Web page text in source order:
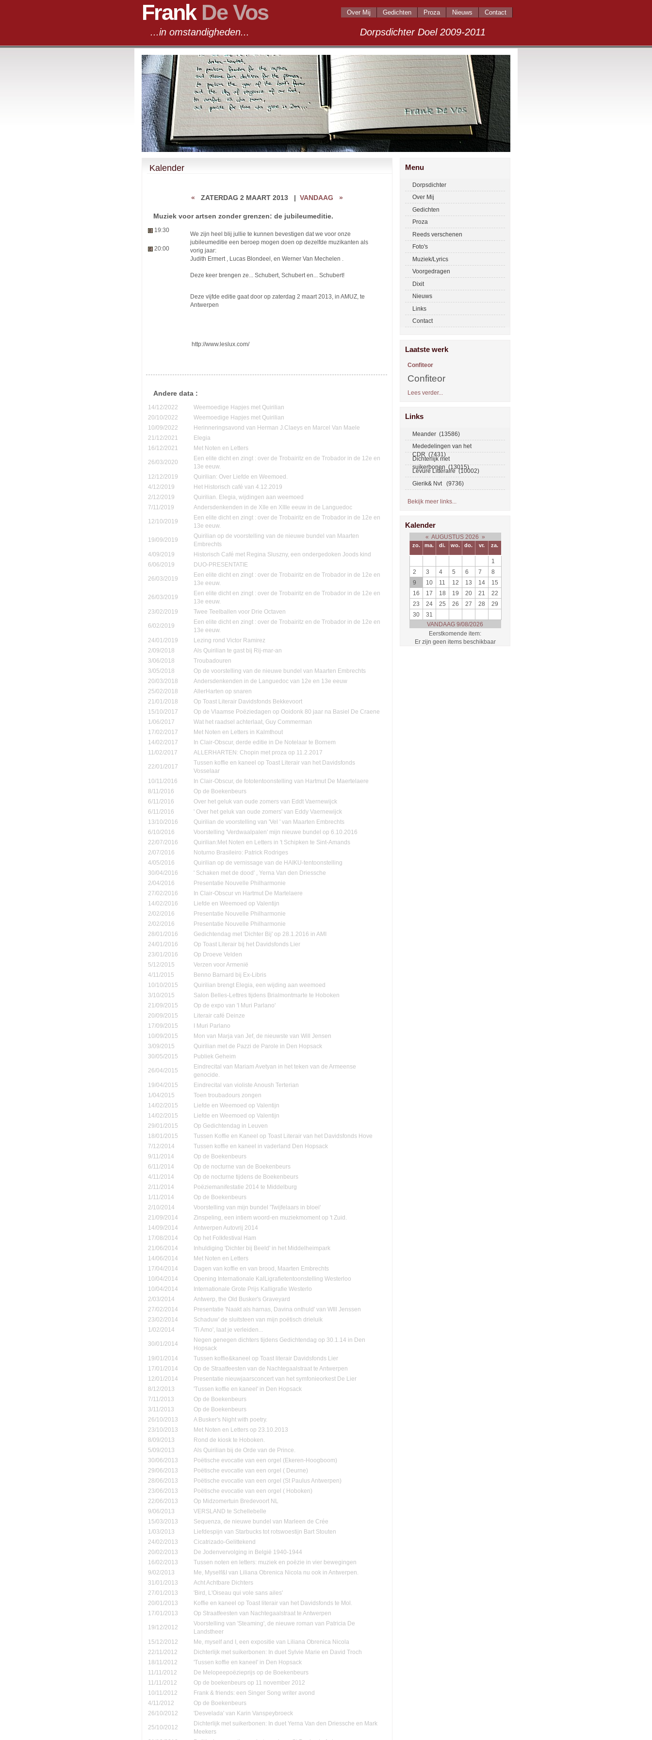
Frank De Vos
...in omstandigheden... Dorpsdichter Doel 2009-2011
Over Mij Gedichten Proza Nieuws Contact
Kalender
« ZATERDAG 2 MAART 2013 | VANDAAG »
Muziek voor artsen zonder grenzen: de jubileumeditie.
19:30
20:00
We zijn heel blij jullie te kunnen bevestigen dat we voor onze
jubileumeditie een beroep mogen doen op dezelfde muzikanten als
vorig jaar:
Judith Ermert , Lucas Blondeel, en Werner Van Mechelen .
Deze keer brengen ze... Schubert, Schubert en... Schubert!
Deze vijfde editie gaat door op zaterdag 2 maart 2013, in AMUZ, te
Antwerpen
http://www.leslux.com/
Andere data :
14/12/2022
Weemoedige Hapjes met Quirilian
20/10/2022
Weemoedige Hapjes met Quirilian
10/09/2022
Herinneringsavond van Herman J.Claeys en Marcel Van Maele
21/12/2021
Elegia
16/12/2021
Met Noten en Letters
26/03/2020
Een elite dicht en zingt : over de Trobairitz en de Trobador in de 12e en
13e eeuw.
12/12/2019
Quirilian: Over Liefde en Weemoed.
4/12/2019
Het Historisch café van 4.12.2019
2/12/2019
Quirilian. Elegia, wijdingen aan weemoed
7/11/2019
Andersdenkenden in de XIIe en XIIIe eeuw in de Languedoc
12/10/2019
Een elite dicht en zingt : over de Trobairitz en de Trobador in de 12e en
13e eeuw.
19/09/2019
Quirilian op de voorstelling van de nieuwe bundel van Maarten
Embrechts
4/09/2019
Historisch Café met Regina Sluszny, een ondergedoken Joods kind
6/06/2019
DUO-PRESENTATIE
26/03/2019
Een elite dicht en zingt : over de Trobairitz en de Trobador in de 12e en
13e eeuw.
26/03/2019
Een elite dicht en zingt : over de Trobairitz en de Trobador in de 12e en
13e eeuw.
23/02/2019
Twee Teelballen voor Drie Octaven
6/02/2019
Een elite dicht en zingt : over de Trobairitz en de Trobador in de 12e en
13e eeuw.
24/01/2019
Lezing rond Victor Ramirez
2/09/2018
Als Quirilian te gast bij Rij-mar-an
3/06/2018
Troubadouren
3/05/2018
Op de voorstelling van de nieuwe bundel van Maarten Embrechts
20/03/2018
Andersdenkenden in de Languedoc van 12e en 13e eeuw
25/02/2018
AllerHarten op snaren
21/01/2018
Op Toast Literair Davidsfonds Bekkevoort
15/10/2017
Op de Vlaamse Poëziedagen op Ooidonk 80 jaar na Basiel De Craene
1/06/2017
Wat het raadsel achterlaat, Guy Commerman
17/02/2017
Met Noten en Letters in Kalmthout
14/02/2017
In Clair-Obscur, derde editie in De Notelaar te Bornem
11/02/2017
ALLERHARTEN: Chopin met proza op 11.2.2017
22/01/2017
Tussen koffie en kaneel op Toast Literair van het Davidsfonds
Vosselaar
10/11/2016
In Clair-Obscur, de fototentoonstelling van Hartmut De Maertelaere
8/11/2016
Op de Boekenbeurs
6/11/2016
Over het geluk van oude zomers van Eddt Vaernewijck
6/11/2016
' Over het geluk van oude zomers' van Eddy Vaernewijck
13/10/2016
Quirilian de voorstelling van 'Vel ' van Maarten Embrechts
6/10/2016
Voorstelling 'Verdwaalpalen' mijn nieuwe bundel op 6.10.2016
22/07/2016
Quirilian:Met Noten en Letters in 't Schipken te Sint-Amands
2/07/2016
Noturno Brasileiro: Patrick Rodriges
4/05/2016
Quirilian op de vernissage van de HAIKU-tentoonstelling
30/04/2016
' Schaken met de dood' , Yerna Van den Driessche
2/04/2016
Presentatie Nouvelle Philharmonie
27/02/2016
In Clair-Obscur vn Hartmut De Martelaere
14/02/2016
Liefde en Weemoed op Valentijn
2/02/2016
Presentatie Nouvelle Philharmonie
2/02/2016
Presentatie Nouvelle Philharmonie
28/01/2016
Gedichtendag met 'Dichter Bij' op 28.1.2016 in AMI
24/01/2016
Op Toast Literair bij het Davidsfonds Lier
23/01/2016
Op Droeve Velden
5/12/2015
Verzen voor Armenië
4/11/2015
Benno Barnard bij Ex-Libris
10/10/2015
Quirilian brengt Elegia, een wijding aan weemoed
3/10/2015
Salon Belles-Lettres tijdens Brialmontmarte te Hoboken
21/09/2015
Op de expo van 'I Muri Parlano'
20/09/2015
Literair café Deinze
17/09/2015
I Muri Parlano
10/09/2015
Mon van Marja van Jef, de nieuwste van Will Jensen
3/09/2015
Quirilian met de Pazzi de Parole in Den Hopsack
30/05/2015
Publiek Geheim
26/04/2015
Eindrecital van Mariam Avetyan in het teken van de Armeense
genocide.
19/04/2015
Eindrecital van violiste Anoush Terterian
1/04/2015
Toen troubadours zongen
14/02/2015
Liefde en Weemoed op Valentijn
14/02/2015
Liefde en Weemoed op Valentijn
29/01/2015
Op Gedichtendag in Leuven
18/01/2015
Tussen Koffie en Kaneel op Toast Literair van het Davidsfonds Hove
7/12/2014
Tussen koffie en kaneel in vaderland Den Hopsack
9/11/2014
Op de Boekenbeurs
6/11/2014
Op de nocturne van de Boekenbeurs
4/11/2014
Op de nocturne tijdens de Boekenbeurs
2/11/2014
Poëziemanifestatie 2014 te Middelburg
1/11/2014
Op de Boekenbeurs
2/10/2014
Voorstelling van mijn bundel 'Twijfelaars in bloei'
21/09/2014
Zinspeling, een intiem woord-en muziekmoment op 't Zuid.
14/09/2014
Antwerpen Autovrij 2014
17/08/2014
Op het Folkfestival Ham
21/06/2014
Inhuldiging 'Dichter bij Beeld' in het Middelheimpark
14/06/2014
Met Noten en Letters
17/04/2014
Dagen van koffie en van brood, Maarten Embrechts
10/04/2014
Opening Internationale KalLigrafietentoonstelling Westerloo
10/04/2014
Internationale Grote Prijs Kalligrafie Westerlo
2/03/2014
Antwerp, the Old Busker's Graveyard
27/02/2014
Presentatie 'Naakt als harnas, Davina onthuld' van WIll Jenssen
23/02/2014
Schaduw' de sluitsteen van mijn poëtisch drieluik
1/02/2014
'Ti Amo', laat je verleiden...
30/01/2014
Negen genegen dichters tijdens Gedichtendag op 30.1.14 in Den
Hopsack
19/01/2014
Tussen koffie&kaneel op Toast literair Davidsfonds Lier
17/01/2014
Op de Straatfeesten van de Nachtegaalstraat te Antwerpen
12/01/2014
Presentatie nieuwjaarsconcert van het symfonieorkest De Lier
8/12/2013
'Tussen koffie en kaneel' in Den Hopsack
7/11/2013
Op de Boekenbeurs
3/11/2013
Op de Boekenbeurs
26/10/2013
A Busker's Night with poetry.
23/10/2013
Met Noten en Letters op 23.10.2013
8/09/2013
Rond de kiosk te Hoboken.
5/09/2013
Als Quirilian bij de Orde van de Prince.
30/06/2013
Poëtische evocatie van een orgel (Ekeren-Hoogboom)
29/06/2013
Poëtische evocatie van een orgel ( Deurne)
28/06/2013
Poëtische evocatie van een orgel (St Paulus Antwerpen)
23/06/2013
Poëtische evocatie van een orgel ( Hoboken)
22/06/2013
Op Midzomertuin Bredevoort NL
9/06/2013
VERSLAND te Schellebelle
15/03/2013
Sequenza, de nieuwe bundel van Marleen de Crée
1/03/2013
Liefdespijn van Starbucks tot rotswoestijn Bart Stouten
24/02/2013
Cicatrizado-Gelittekend
20/02/2013
De Jodenvervolging in België 1940-1944
16/02/2013
Tussen noten en letters: muziek en poëzie in vier bewegingen
9/02/2013
Me, Myself&I van Liliana Obrenica Nicola nu ook in Antwerpen.
31/01/2013
Acht Achtbare Dichters
27/01/2013
'Bird, L'Oiseau qui vole sans ailes'
20/01/2013
Koffie en kaneel op Toast literair van het Davidsfonds te Mol.
17/01/2013
Op Straatfeesten van Nachtegaalstraat te Antwerpen
19/12/2012
Voorstelling van 'Steaming', de nieuwe roman van Patricia De
Landstheer
15/12/2012
Me, myself and I, een expositie van Liliana Obrenica Nicola
22/11/2012
Dichterlijk met suikerbonen: In duet Sylvie Marie en David Troch
18/11/2012
'Tussen koffie en kaneel' in Den Hopsack
11/11/2012
De Melopeepoëzieprijs op de Boekenbeurs
11/11/2012
Op de boekenbeurs op 11 november 2012
10/11/2012
Frank & friends: een Singer Song writer avond
4/11/2012
Op de Boekenbeurs
26/10/2012
'Desvelada' van Karin Vanspeybroeck
25/10/2012
Dichterlijk met suikerbonen: In duet Yerna Van den Driessche en Mark
Meekers
Menu
Dorpsdichter
Over Mij
Gedichten
Proza
Reeds verschenen
Foto's
Muziek/Lyrics
Voorgedragen
Dixit
Nieuws
Links
Contact
Laatste werk
Confiteor
Confiteor
Lees verder...
Links
Meander (13586)
Mededelingen van het
CDR (7431)
Dichterlijk met
suikerbonen (13015)
Levure Littéraire (10002)
Gierik& Nvt (9736)
Bekijk meer links...
Kalender
« AUGUSTUS 2026 »
zo. ma. di. wo. do. vr. za.
1
2
3 4 5 6 7
8
9
10 11 12 13 14
15
16
17 18 19 20 21
22
23
24 25 26 27 28
29
30
31
VANDAAG 9/08/2026
Eerstkomende item:
Er zijn geen items beschikbaar